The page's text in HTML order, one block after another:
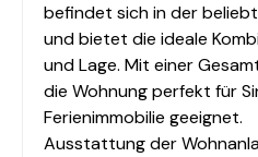
befindet sich in der
und bietet die ideale
und Lage. Mit einer
die Wohnung perfekt für
Ferienimmobilie geeignet.
Ausstattung der